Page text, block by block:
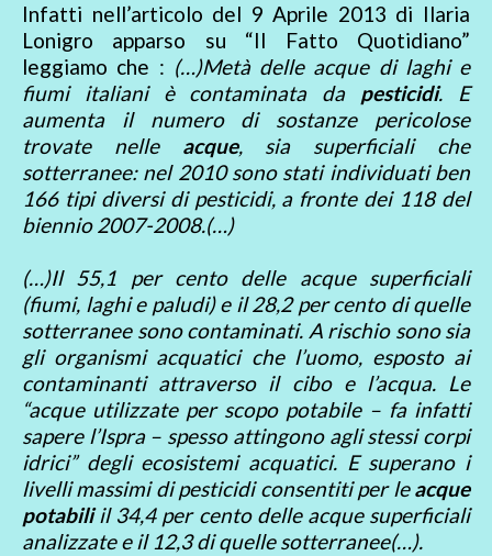
Infatti nell’articolo del 9 Aprile 2013 di Ilaria
Lonigro apparso su “Il Fatto Quotidiano”
leggiamo che : (…)Metà delle acque di laghi e
fiumi italiani è contaminata da pesticidi. E
aumenta il numero di sostanze pericolose
trovate nelle acque, sia superficiali che
sotterranee: nel 2010 sono stati individuati ben
166 tipi diversi di pesticidi, a fronte dei 118 del
biennio 2007-2008.(…)
(…)Il 55,1 per cento delle acque superficiali
(fiumi, laghi e paludi) e il 28,2 per cento di quelle
sotterranee sono contaminati. A rischio sono sia
gli organismi acquatici che l’uomo, esposto ai
contaminanti attraverso il cibo e l’acqua. Le
“acque utilizzate per scopo potabile – fa infatti
sapere l’Ispra – spesso attingono agli stessi corpi
idrici” degli ecosistemi acquatici. E superano i
livelli massimi di pesticidi consentiti per leacque
potabiliil 34,4 per cento delle acque superficiali
analizzate e il 12,3 di quelle sotterranee(…).